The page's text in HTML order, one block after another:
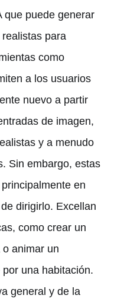
que puede generar
para
como
a los usuarios
nuevo a partir
de imagen,
y a menudo
Sin embargo, estas
en
dirigirlo. Excellan
como crear un
animar un
una habitación.
general y de la